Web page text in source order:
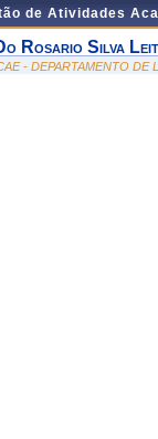
de Atividades
Rosario Silva
- DEPARTAMENTO DE